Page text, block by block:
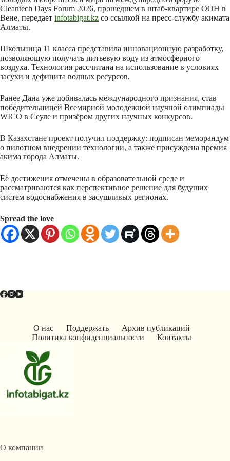
Cleantech Days Forum 2026, прошедшем в штаб-квартире ООН в
Вене, передает infotabigat.kz со ссылкой на пресс-службу акимата
Алматы.
Школьница 11 класса представила инновационную разработку,
позволяющую получать питьевую воду из атмосферного
воздуха. Технология рассчитана на использование в условиях
засухи и дефицита водных ресурсов.
Ранее Дана уже добивалась международного признания, став
победительницей Всемирной молодежной научной олимпиады
WICO в Сеуле и призёром других научных конкурсов.
В Казахстане проект получил поддержку: подписан меморандум
о пилотном внедрении технологии, а также присуждена премия
акима города Алматы.
Её достижения отмечены в образовательной среде и
рассматриваются как перспективное решение для будущих
систем водоснабжения в засушливых регионах.
Spread the love
О нас Поддержать
Архив публикаций
Политика конфиденциальности
Контакты
О компании